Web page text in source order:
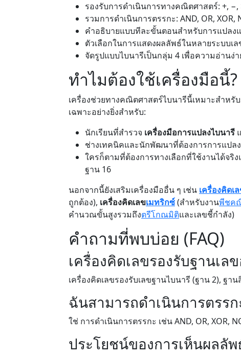
รองรับการดำเนินการทางคณิตศาสตร์: +, −,
รวมการดำเนินการตรรกะ: AND, OR, XOR,
คำอธิบายแบบทีละขั้นตอนสำหรับการแปลง
ตัวเลือกในการแสดงผลลัพธ์ในหลายระบบเ
จัดรูปแบบไบนารีเป็นกลุ่ม 4 เพื่อความอ่านง่
ทำไมต้องใช้เครื่องมือนี้?
เครื่องช่วยทางคณิตศาสตร์ไบนารีนี้เหมาะสำหรั
เฉพาะอย่างยิ่งสำหรับ:
นักเรียนที่สำรวจ เครื่องมือการแปลงไบนารี
ช่างเทคนิคและนักพัฒนาที่ต้องการการแปลง
ใครก็ตามที่ต้องการทางเลือกที่ใช้งานได้จ
ฐาน 16
นอกจากนี้ยังเสริมเครื่องมืออื่น ๆ เช่น เครื่องคิดเ
ถูกต้อง), เครื่องคิดเลขเมทริกซ์(สำหรับงานพีชค
คำนวณขั้นสูงรวมถึงตรีโกณมิติและเลขชี้กำลัง)
คำถามที่พบบ่อย (FAQ)
เครื่องคิดเลขรองรับฐานเล
เครื่องคิดเลขรองรับเลขฐานไบนารี (ฐาน 2), ฐ
ฉันสามารถดำเนินการตรร
ใช่ การดำเนินการตรรกะ เช่น AND, OR, XOR,
ประโยชน์ของการเห็นผลลั